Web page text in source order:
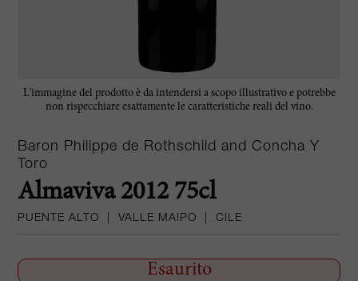
L'immagine del prodotto è da intendersi a scopo illustrativo e potrebbe
non rispecchiare esattamente le caratteristiche reali del vino.
Baron Philippe de Rothschild and Concha Y
Toro
Almaviva 2012 75cl
PUENTE ALTO VALLE MAIPO CILE
Esaurito